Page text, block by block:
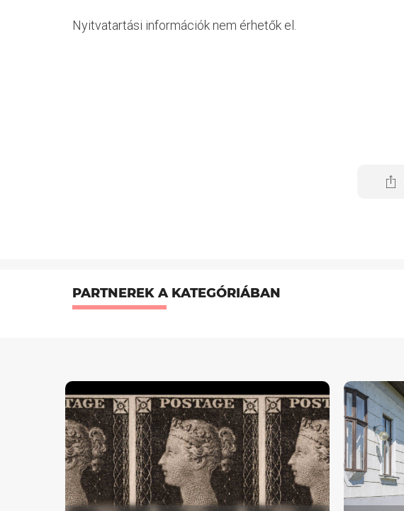
Nyitvatartási információk nem érhetők el.
PARTNEREK A KATEGÓRIÁBAN